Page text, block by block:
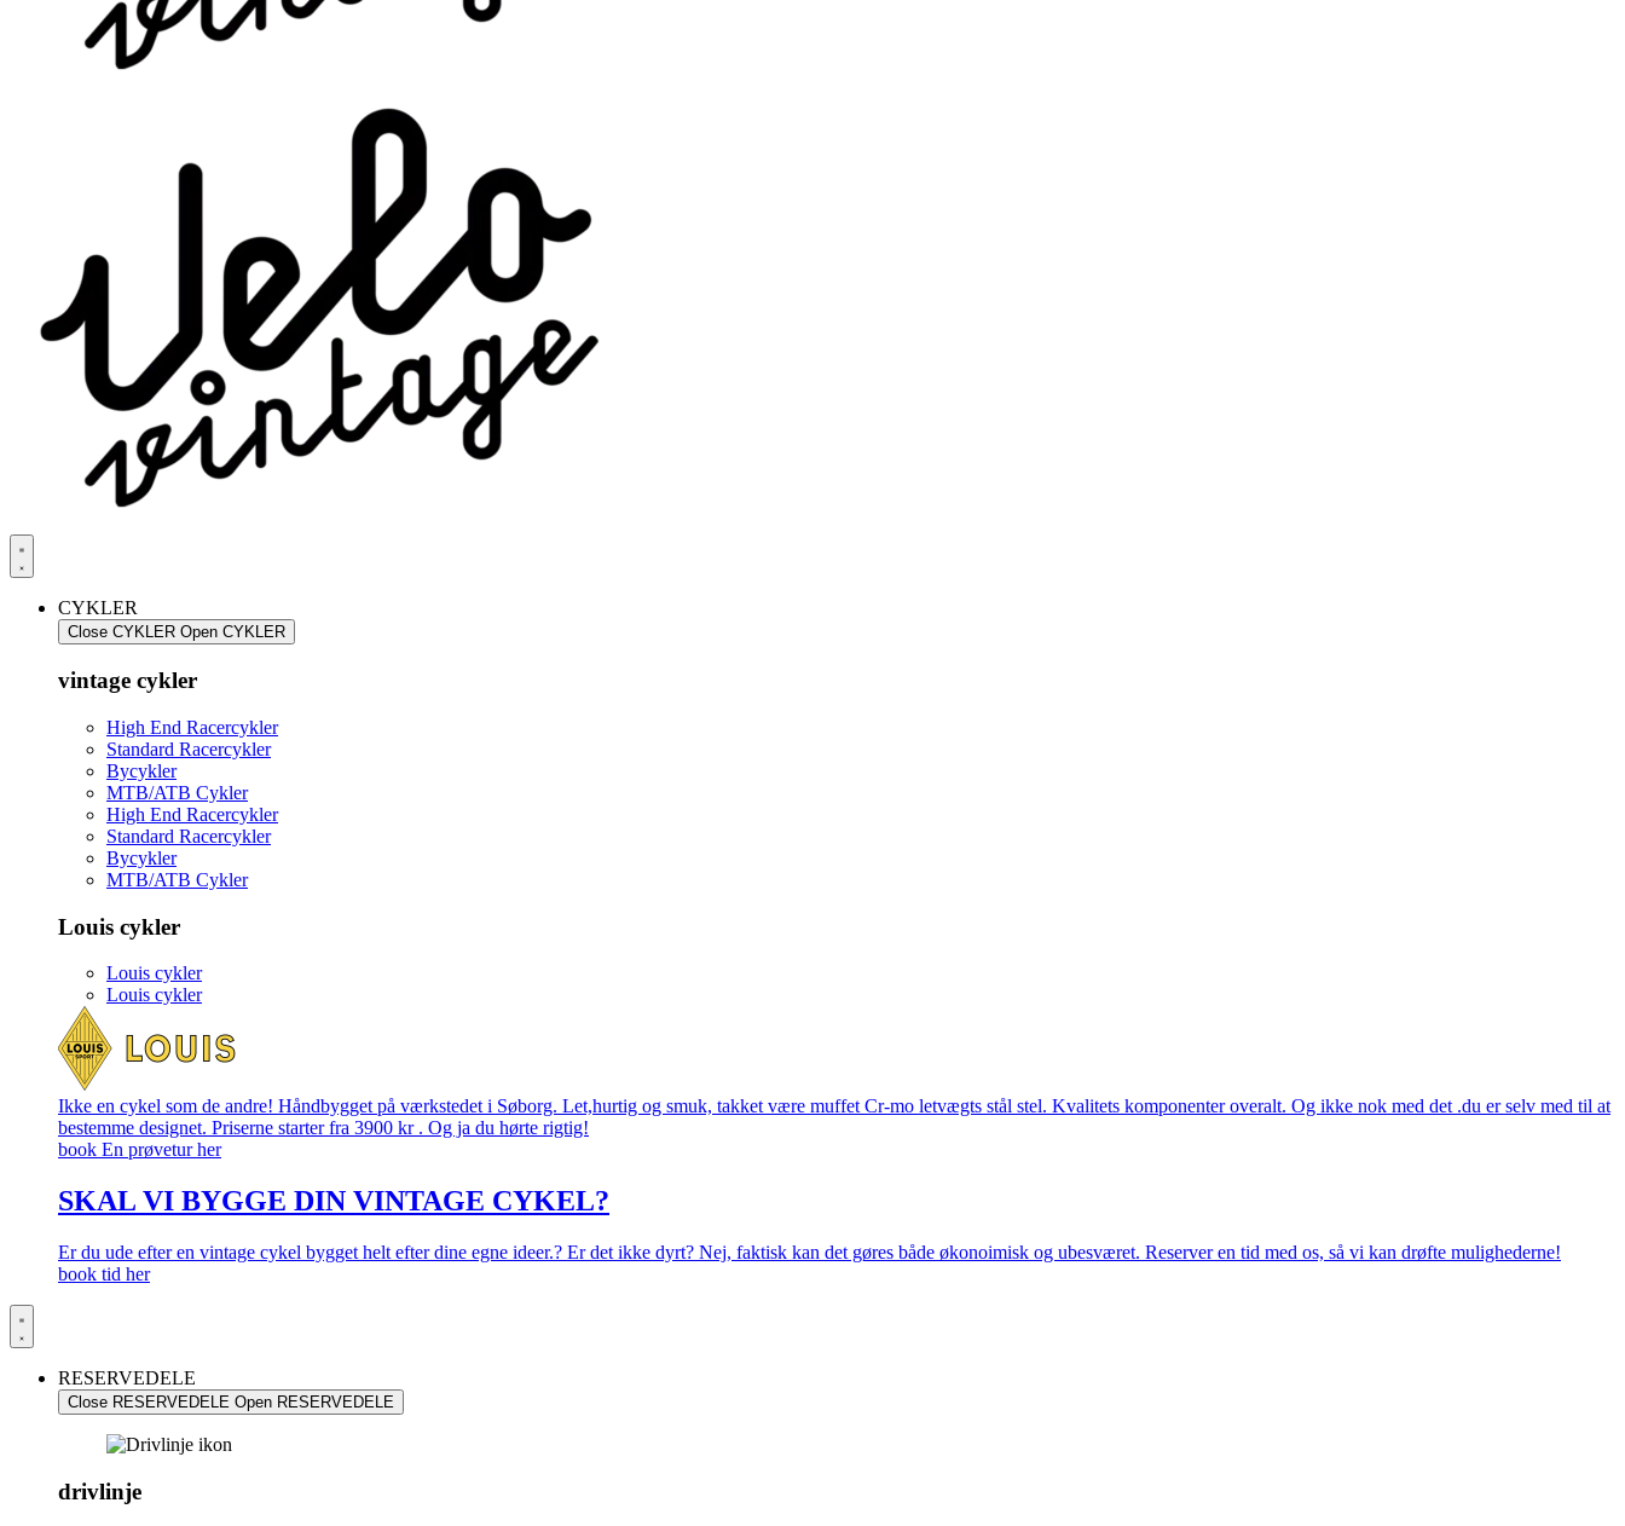
CYKLER
Close CYKLER Open CYKLER
vintage cykler
High End Racercykler
Standard Racercykler
Bycykler
MTB/ATB Cykler
High End Racercykler
Standard Racercykler
Bycykler
MTB/ATB Cykler
Louis cykler
Louis cykler
Louis cykler
Ikke en cykel som de andre! Håndbygget på værkstedet i Søborg. Let,hurtig og smuk, takket være muffet Cr-mo letvægts stål stel. Kvalitets komponenter overalt. Og ikke nok med det .du er selv med til at
bestemme designet. Priserne starter fra 3900 kr . Og ja du hørte rigtig!
book En prøvetur her
SKAL VI BYGGE DIN VINTAGE CYKEL?
Er du ude efter en vintage cykel bygget helt efter dine egne ideer.? Er det ikke dyrt? Nej, faktisk kan det gøres både økonoimisk og ubesværet. Reserver en tid med os, så vi kan drøfte mulighederne!
book tid her
RESERVEDELE
Close RESERVEDELE Open RESERVEDELE
drivlinje